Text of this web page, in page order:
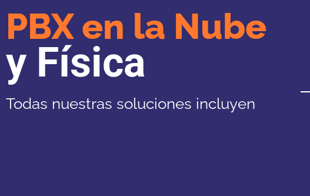
PBX en la Nube
y Física
Todas nuestras soluciones incluyen